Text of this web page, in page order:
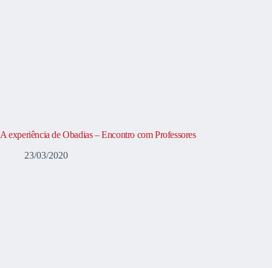
A experiência de Obadias – Encontro com Professores
23/03/2020